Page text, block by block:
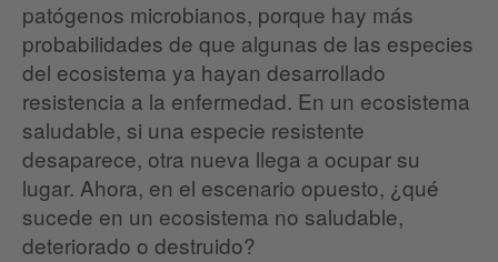
patógenos microbianos, porque hay más
probabilidades de que algunas de las especies
del ecosistema ya hayan desarrollado
resistencia a la enfermedad. En un ecosistema
saludable, si una especie resistente
desaparece, otra nueva llega a ocupar su
lugar. Ahora, en el escenario opuesto, ¿qué
sucede en un ecosistema no saludable,
deteriorado o destruido?